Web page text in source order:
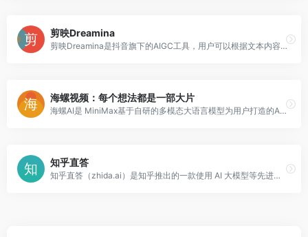
剪映Dreamina
剪映Dreamina是抖音旗下的AIGC工具，用户可以根据文本内容生成由AI生成的创意图，支持修整图片大小比例和模板类型。未来会用于抖音的图文或短视频的内容创作，丰富抖音在AI创造方面的内容库。
海螺视频：每个想法都是一部大片
海螺AI是 MiniMax基于自研的多模态大语言模型为用户打造的AI伙伴，可以帮你智能搜索问答、精准识图解析、沉浸语音通话、专业/创意写作、文档速读总结、还有独家悬浮球功能帮你把琐事化繁为简。10倍速获取信息，10倍速解决问题。从学生到打工人，或者是自由工作者、创作者，不管你是任何角色都可以随时召唤它，上手即用，张嘴就问，无论是AI写作、AI搜题、AI办公、AI翻译、AI编程、AI创作、AI文档总结，还是陪你AI聊天、AI对话、口语陪练、模拟面试。它是你全能的AI助手。
知乎直答
知乎直答（zhida.ai）是知乎推出的一款使用 AI 大模型等先进技术的产品，以知乎社区的优质内容为核心，多种数据源为辅助，为人们提供一种全新的获取可靠信息的途径。知乎直答是多智能体系统，能够满足用户多维度的需求；同时对生成结果进行溯源，以确保内容的可信、可控以及对知识产权和版权的尊重。知乎直答致力于为用户提供卓越的使用体验，用技术拉近创作者和用户之间的距离。有问题，就会有答案。